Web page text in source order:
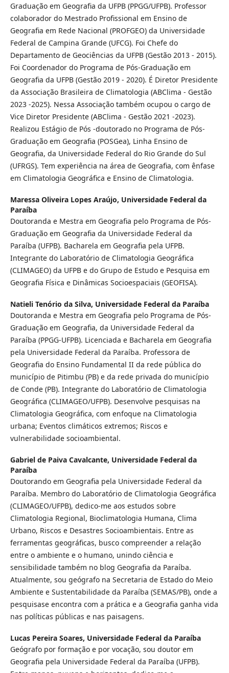
Graduação em Geografia da UFPB (PPGG/UFPB). Professor
colaborador do Mestrado Profissional em Ensino de
Geografia em Rede Nacional (PROFGEO) da Universidade
Federal de Campina Grande (UFCG). Foi Chefe do
Departamento de Geociências da UFPB (Gestão 2013 - 2015).
Foi Coordenador do Programa de Pós-Graduação em
Geografia da UFPB (Gestão 2019 - 2020). É Diretor Presidente
da Associação Brasileira de Climatologia (ABClima - Gestão
2023 -2025). Nessa Associação também ocupou o cargo de
Vice Diretor Presidente (ABClima - Gestão 2021 -2023).
Realizou Estágio de Pós -doutorado no Programa de Pós-
Graduação em Geografia (POSGea), Linha Ensino de
Geografia, da Universidade Federal do Rio Grande do Sul
(UFRGS). Tem experiência na área de Geografia, com ênfase
em Climatologia Geográfica e Ensino de Climatologia.
Maressa Oliveira Lopes Araújo, Universidade Federal da
Paraíba
Doutoranda e Mestra em Geografia pelo Programa de Pós-
Graduação em Geografia da Universidade Federal da
Paraíba (UFPB). Bacharela em Geografia pela UFPB.
Integrante do Laboratório de Climatologia Geográfica
(CLIMAGEO) da UFPB e do Grupo de Estudo e Pesquisa em
Geografia Física e Dinâmicas Socioespaciais (GEOFISA).
Natieli Tenório da Silva, Universidade Federal da Paraíba
Doutoranda e Mestra em Geografia pelo Programa de Pós-
Graduação em Geografia, da Universidade Federal da
Paraíba (PPGG-UFPB). Licenciada e Bacharela em Geografia
pela Universidade Federal da Paraíba. Professora de
Geografia do Ensino Fundamental II da rede pública do
município de Pitimbu (PB) e da rede privada do município
de Conde (PB). Integrante do Laboratório de Climatologia
Geográfica (CLIMAGEO/UFPB). Desenvolve pesquisas na
Climatologia Geográfica, com enfoque na Climatologia
urbana; Eventos climáticos extremos; Riscos e
vulnerabilidade socioambiental.
Gabriel de Paiva Cavalcante, Universidade Federal da
Paraíba
Doutorando em Geografia pela Universidade Federal da
Paraíba. Membro do Laboratório de Climatologia Geográfica
(CLIMAGEO/UFPB), dedico-me aos estudos sobre
Climatologia Regional, Bioclimatologia Humana, Clima
Urbano, Riscos e Desastres Socioambientais. Entre as
ferramentas geográficas, busco compreender a relação
entre o ambiente e o humano, unindo ciência e
sensibilidade também no blog Geografia da Paraíba.
Atualmente, sou geógrafo na Secretaria de Estado do Meio
Ambiente e Sustentabilidade da Paraíba (SEMAS/PB), onde a
pesquisase encontra com a prática e a Geografia ganha vida
nas políticas públicas e nas paisagens.
Lucas Pereira Soares, Universidade Federal da Paraíba
Geógrafo por formação e por vocação, sou doutor em
Geografia pela Universidade Federal da Paraíba (UFPB).